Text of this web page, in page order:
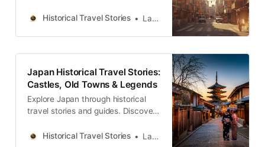
legends across regions, for
Historical Travel Stories Lawrence
Japan Historical Travel Stories:
Castles, Old Towns & Legends
Explore Japan through historical
travel stories and guides. Discover
legends across the country.
Historical Travel Stories Lawrence